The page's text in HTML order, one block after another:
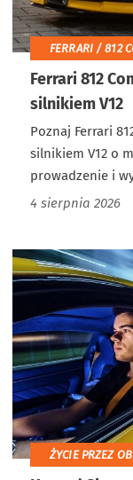
FERRARI / 812
Ferrari 812
silnikiem V12
Poznaj Ferrari
silnikiem V12 o
prowadzenie i
4 sierpnia 2026
ŻYCIE PRZEZ